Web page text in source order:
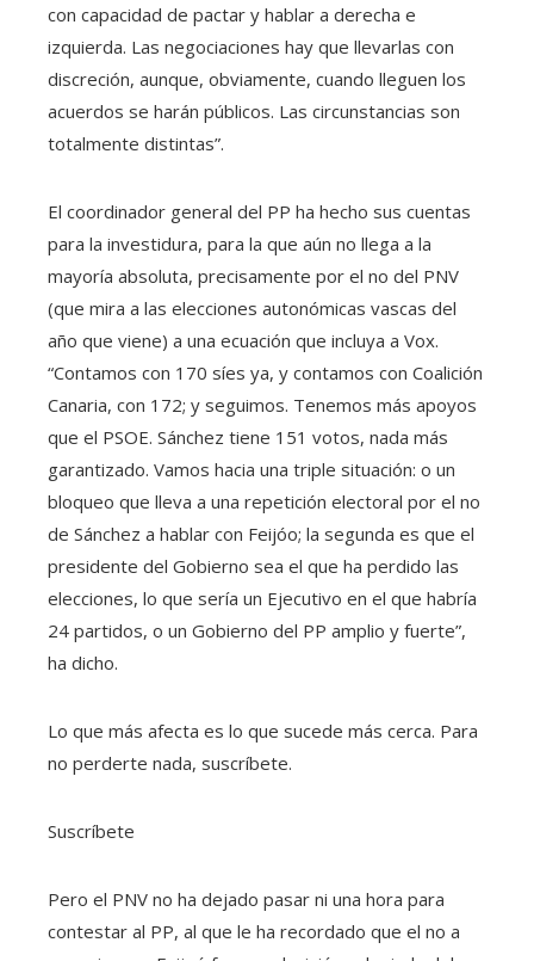
con capacidad de pactar y hablar a derecha e
izquierda. Las negociaciones hay que llevarlas con
discreción, aunque, obviamente, cuando lleguen los
acuerdos se harán públicos. Las circunstancias son
totalmente distintas”.
El coordinador general del PP ha hecho sus cuentas
para la investidura, para la que aún no llega a la
mayoría absoluta, precisamente por el no del PNV
(que mira a las elecciones autonómicas vascas del
año que viene) a una ecuación que incluya a Vox.
“Contamos con 170 síes ya, y contamos con Coalición
Canaria, con 172; y seguimos. Tenemos más apoyos
que el PSOE. Sánchez tiene 151 votos, nada más
garantizado. Vamos hacia una triple situación: o un
bloqueo que lleva a una repetición electoral por el no
de Sánchez a hablar con Feijóo; la segunda es que el
presidente del Gobierno sea el que ha perdido las
elecciones, lo que sería un Ejecutivo en el que habría
24 partidos, o un Gobierno del PP amplio y fuerte”,
ha dicho.
Lo que más afecta es lo que sucede más cerca. Para
no perderte nada, suscríbete.
Suscríbete
Pero el PNV no ha dejado pasar ni una hora para
contestar al PP, al que le ha recordado que el no a